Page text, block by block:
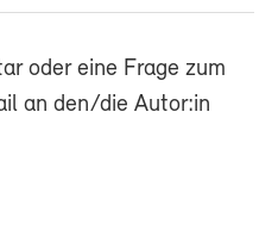
oder eine Frage zum
an den/die Autor:in